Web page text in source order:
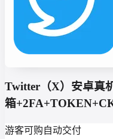
Twitter（X）安卓真
箱
游客可购自动交付